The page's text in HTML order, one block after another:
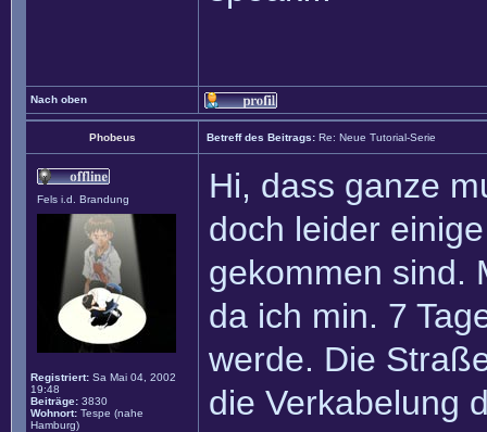
Nach oben
Phobeus Betreff des Beitrags: Re: Neue Tutorial-Serie
Fels i.d. Brandung
Registriert: Sa Mai 04, 2002
19:48
Beiträge: 3830
Wohnort: Tespe (nahe
Hamburg)
Hi, dass ganze
doch leider
gekommen sind.
da ich min. 7
werde. Die
die Verkabelung